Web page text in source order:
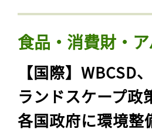
食品・消費財・
【国際】WBCSD
ランドスケープ政
各国政府に環境整